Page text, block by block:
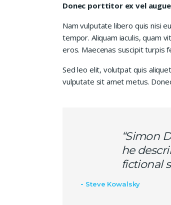
Donec porttitor ex vel
Nam vulputate libero quis nisi
tempor. Aliquam iaculis, quam
eros. Maecenas suscipit turpis
Sed leo elit, volutpat quis
vulputate sit amet metus.
“Simon
he
fictional
Steve Kowalsky